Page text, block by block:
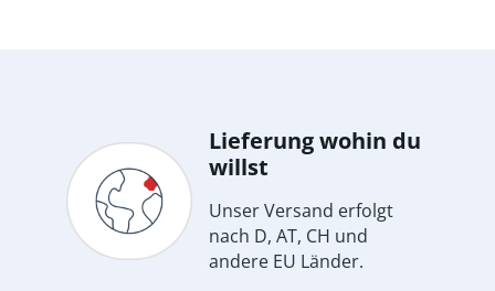
Lieferung wohin du
willst
Unser Versand erfolgt
nach D, AT, CH und
andere EU Länder.